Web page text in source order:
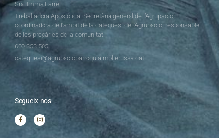
Sra. Imma Farré
Treballadora Apostòlica. Secretària general de l’Agrupació,
coordinadora de l’àmbit de la catequesi de l’Agrupació, responsable
de les pregàries de la comunitat
600 353 505
catequesi@agrupacioparroquialmollerussa.cat
Segueix-nos